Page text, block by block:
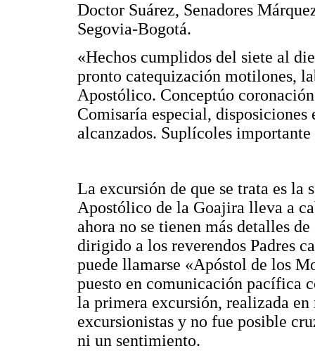
Doctor Suárez, Senadores
Segovia-Bogotá.
«Hechos cumplidos del siete al
pronto catequización motilones,
Apostólico. Conceptúo
Comisaría especial,
alcanzados. Suplícoles
La excursión de que se trata es la
Apostólico de la Goajira lleva a
ahora no se tienen más detalles
dirigido a los reverendos Padres
puede llamarse «Apóstol de los
puesto en comunicación pacífica
la primera excursión, realizada
excursionistas y no fue posible
ni un sentimiento.